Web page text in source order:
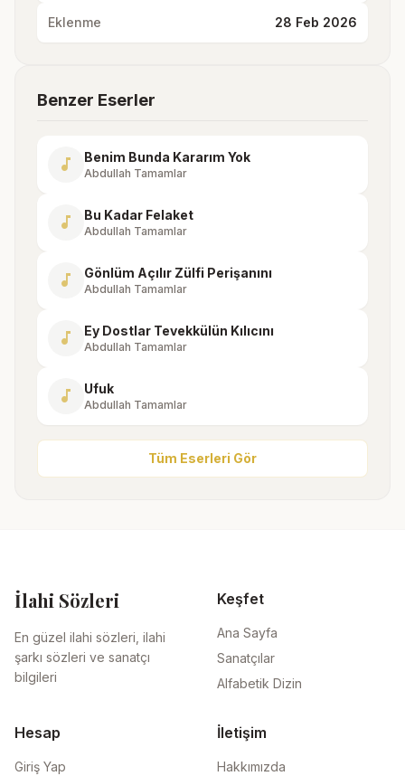
Eklenme 28 Feb 2026
Benzer Eserler
music_note Benim Bunda Kararım Yok
Abdullah Tamamlar
music_note Bu Kadar Felaket
Abdullah Tamamlar
music_note Gönlüm Açılır Zülfi Perişanını
Abdullah Tamamlar
music_note Ey Dostlar Tevekkülün Kılıcını
Abdullah Tamamlar
music_note Ufuk
Abdullah Tamamlar
Tüm Eserleri Gör
İlahi Sözleri
En güzel ilahi sözleri, ilahi
şarkı sözleri ve sanatçı
bilgileri
Keşfet
Ana Sayfa
Sanatçılar
Alfabetik Dizin
Hesap
Giriş Yap
İletişim
Hakkımızda